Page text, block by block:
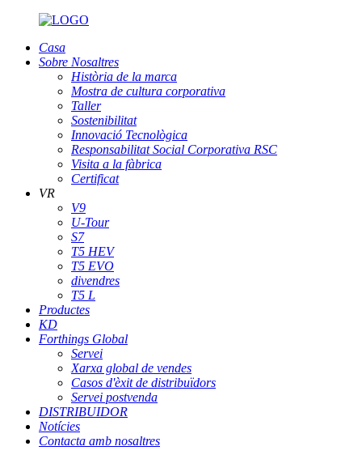
Casa
Sobre Nosaltres
Història de la marca
Mostra de cultura corporativa
Taller
Sostenibilitat
Innovació Tecnològica
Responsabilitat Social Corporativa RSC
Visita a la fàbrica
Certificat
VR
V9
U-Tour
S7
T5 HEV
T5 EVO
divendres
T5 L
Productes
KD
Forthings Global
Servei
Xarxa global de vendes
Casos d'èxit de distribuïdors
Servei postvenda
DISTRIBUIDOR
Notícies
Contacta amb nosaltres